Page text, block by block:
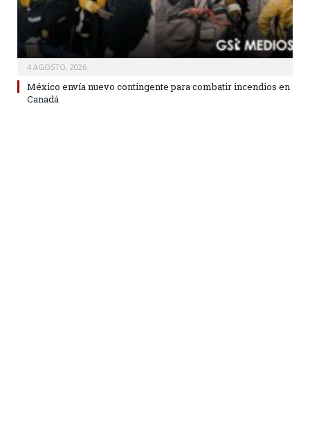
4 AGOSTO, 2026
México envía nuevo contingente para combatir incendios en
Canadá